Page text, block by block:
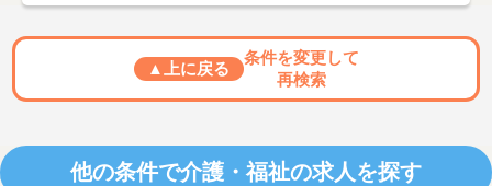
▲上に戻る
条件を変更して
再検索
他の条件で介護・福祉の求人を探す